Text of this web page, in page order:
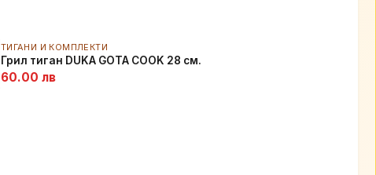
ТИГАНИ И КОМПЛЕКТИ
Грил тиган DUKA GOTA COOK 28 см.
60.00 лв